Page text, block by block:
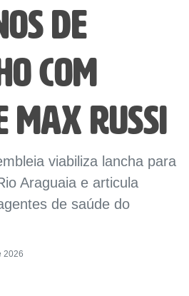
de
com
Max Russi
viabiliza lancha para
Araguaia e articula
de saúde do
2026